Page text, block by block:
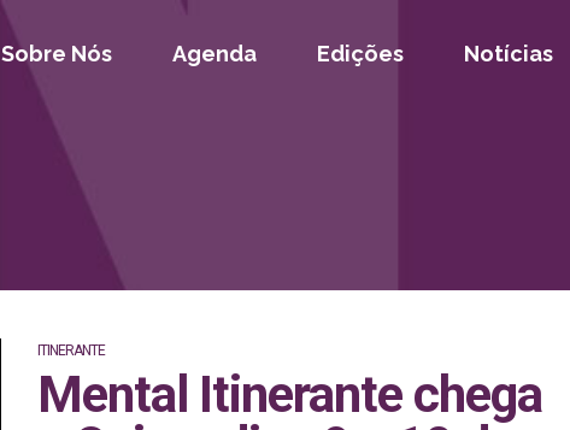
Sobre Nós Agenda Edições Notícias
ITINERANTE
Mental Itinerante chega